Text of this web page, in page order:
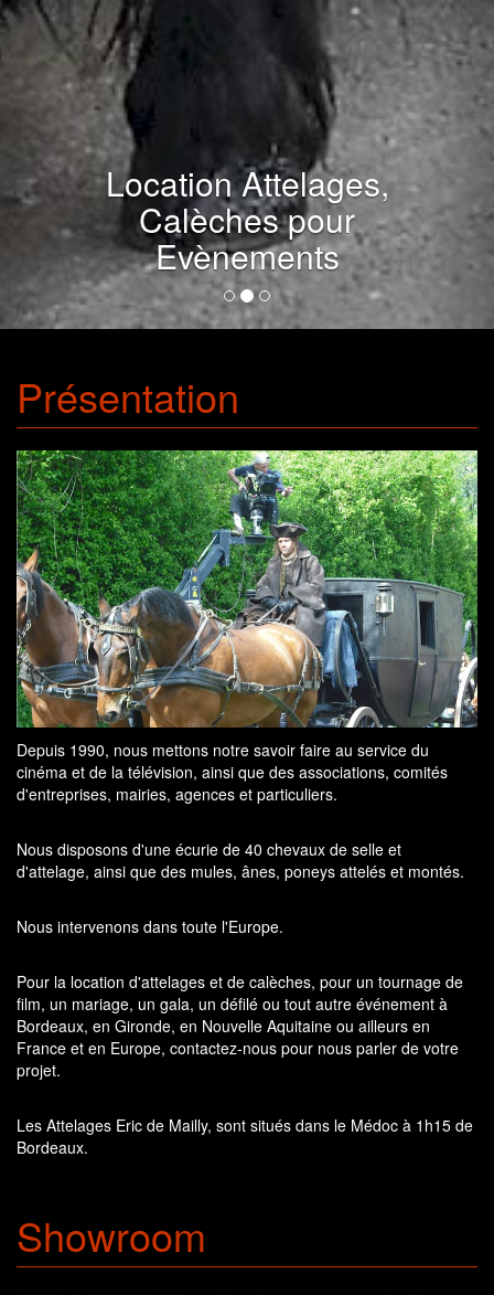
Location Attelages,
Calèches pour
Evènements
Présentation
Depuis 1990, nous mettons notre savoir faire au service du
cinéma et de la télévision, ainsi que des associations, comités
d'entreprises, mairies, agences et particuliers.
Nous disposons d'une écurie de 40 chevaux de selle et
d'attelage, ainsi que des mules, ânes, poneys attelés et montés.
Nous intervenons dans toute l'Europe.
Pour la location d'attelages et de calèches, pour un tournage de
film, un mariage, un gala, un défilé ou tout autre événement à
Bordeaux, en Gironde, en Nouvelle Aquitaine ou ailleurs en
France et en Europe, contactez-nous pour nous parler de votre
projet.
Les Attelages Eric de Mailly, sont situés dans le Médoc à 1h15 de
Bordeaux.
Showroom